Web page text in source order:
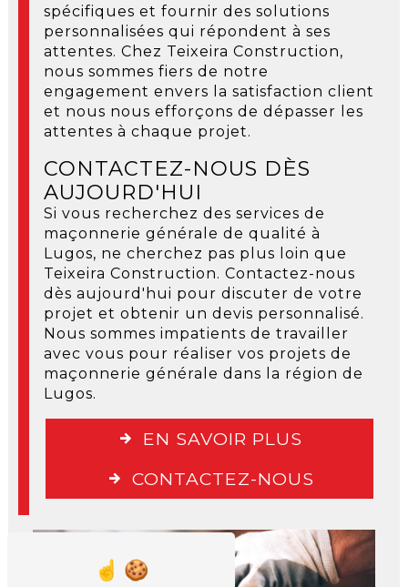
spécifiques et fournir des solutions
personnalisées qui répondent à ses
attentes. Chez Teixeira Construction,
nous sommes fiers de notre
engagement envers la satisfaction client
et nous nous efforçons de dépasser les
attentes à chaque projet.
CONTACTEZ-NOUS DÈS
AUJOURD'HUI
Si vous recherchez des services de
maçonnerie générale de qualité à
Lugos, ne cherchez pas plus loin que
Teixeira Construction. Contactez-nous
dès aujourd'hui pour discuter de votre
projet et obtenir un devis personnalisé.
Nous sommes impatients de travailler
avec vous pour réaliser vos projets de
maçonnerie générale dans la région de
Lugos.
EN SAVOIR PLUS
CONTACTEZ-NOUS